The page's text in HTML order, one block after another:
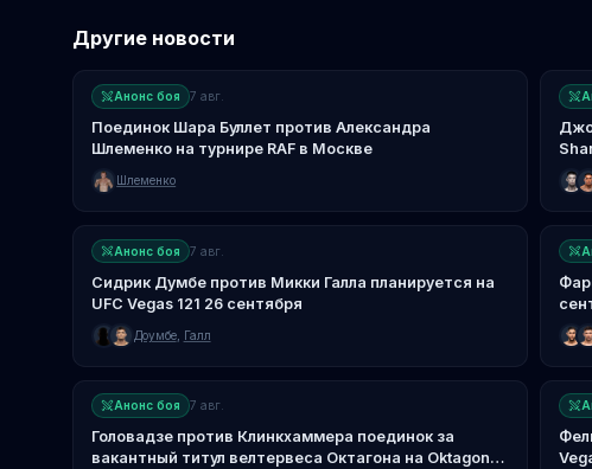
Другие новости
Анонс боя 7 авг.
Поединок Шара Буллет против Александра
Шлеменко на турнире RAF в Москве
Шлеменко
Анонс боя 7 авг.
Сидрик Думбе против Микки Галла планируется на
UFC Vegas 121 26 сентября
Доумбе, Галл
Анонс боя 7 авг.
Головадзе против Клинкхаммера поединок за
вакантный титул велтервеса Октагона на Oktagon